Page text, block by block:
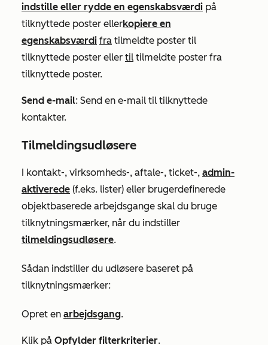
indstille eller rydde en egenskabsværdi på
tilknyttede poster ellerkopiere en
egenskabsværdi fra tilmeldte poster til
tilknyttede poster eller til tilmeldte poster fra
tilknyttede poster.
Send e-mail: Send en e-mail til tilknyttede
kontakter.
Tilmeldingsudløsere
I kontakt-, virksomheds-, aftale-, ticket-, admin-
aktiverede (f.eks. lister) eller brugerdefinerede
objektbaserede arbejdsgange skal du bruge
tilknytningsmærker, når du indstiller
tilmeldingsudløsere.
Sådan indstiller du udløsere baseret på
tilknytningsmærker:
Opret en arbejdsgang.
Klik på Opfylder filterkriterier.